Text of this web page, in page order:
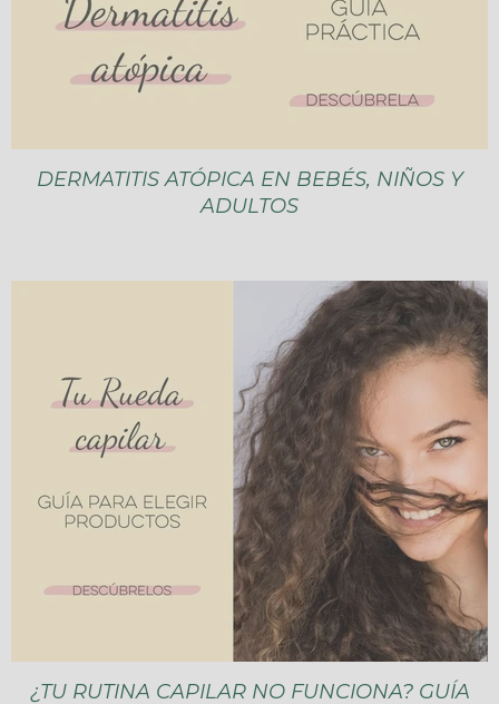
DERMATITIS ATÓPICA EN BEBÉS, NIÑOS Y
ADULTOS
¿TU RUTINA CAPILAR NO FUNCIONA? GUÍA